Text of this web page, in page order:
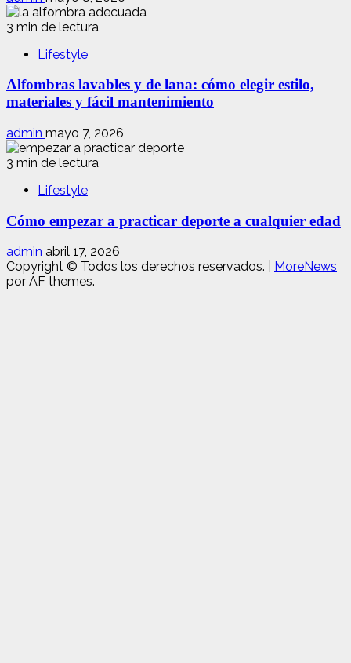
3 min de lectura
Lifestyle
Alfombras lavables y de lana: cómo elegir estilo,
materiales y fácil mantenimiento
admin mayo 7, 2026
3 min de lectura
Lifestyle
Cómo empezar a practicar deporte a cualquier edad
admin abril 17, 2026
Copyright © Todos los derechos reservados.
MoreNews
por AF themes.